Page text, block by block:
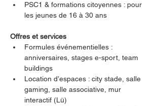
PSC1 & formations citoyennes : pour
les jeunes de 16 à 30 ans
Offres et services
Formules événementielles :
anniversaires, stages e-sport, team
buildings
Location d’espaces : city stade, salle
gaming, salle associative, mur
interactif (Lü)